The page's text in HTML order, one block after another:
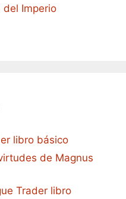
del Imperio
libro básico
de Magnus
Trader libro